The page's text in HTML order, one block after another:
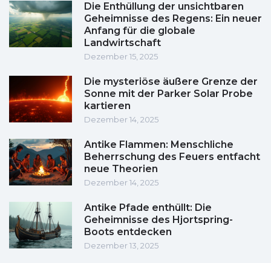
Die Enthüllung der unsichtbaren
Geheimnisse des Regens: Ein neuer
Anfang für die globale
Landwirtschaft
Dezember 15, 2025
Die mysteriöse äußere Grenze der
Sonne mit der Parker Solar Probe
kartieren
Dezember 14, 2025
Antike Flammen: Menschliche
Beherrschung des Feuers entfacht
neue Theorien
Dezember 14, 2025
Antike Pfade enthüllt: Die
Geheimnisse des Hjortspring-
Boots entdecken
Dezember 13, 2025